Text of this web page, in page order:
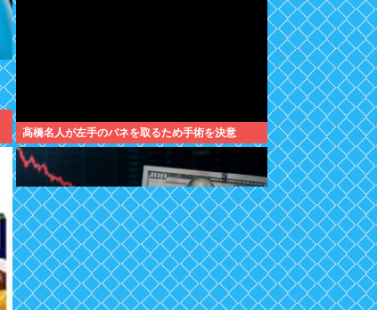
高橋名人が左手のバネを取るため手術を決意